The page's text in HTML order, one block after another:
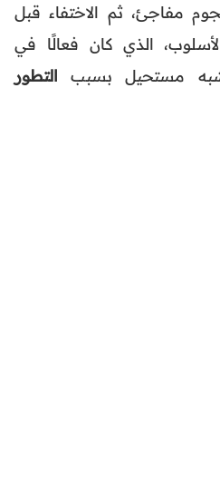
مفاجئ، ثم الاختفاء قبل
الذي كان فعالًا في
شبه مستحيل بسبب التطور